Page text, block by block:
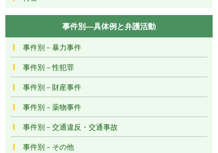
事件別―具体例と弁護活動
事件別－暴力事件
事件別－性犯罪
事件別－財産事件
事件別－薬物事件
事件別－交通違反・交通事故
事件別－その他